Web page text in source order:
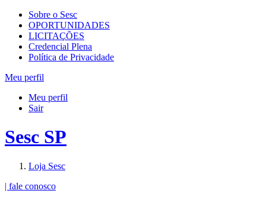
Sobre o Sesc
OPORTUNIDADES
LICITAÇÕES
Credencial Plena
Política de Privacidade
Meu perfil
Meu perfil
Sair
Sesc SP
Loja Sesc
| fale conosco